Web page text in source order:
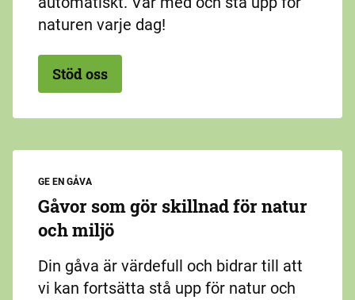
naturen varje dag!
Stöd oss
GE EN GÅVA
Gåvor som gör skillnad för natur
och miljö
Din gåva är värdefull och bidrar till att
vi kan fortsätta stå upp för natur och